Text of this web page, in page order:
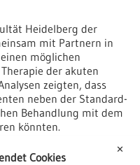
Heidelberg der
mit Partnern in
möglichen
der akuten
zeigten, dass
neben der Standard-
Behandlung mit dem
könnten.
personalisierte-
✕
Cookies